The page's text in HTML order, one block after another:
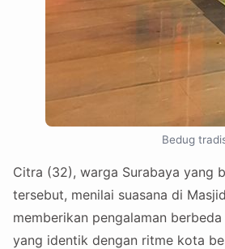
Bedug
Citra (32), warga Surabaya yang
tersebut, menilai suasana di
memberikan pengalaman
yang identik dengan ritme kota